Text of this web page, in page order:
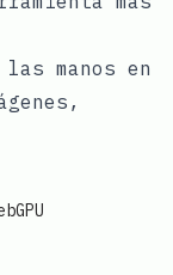
manos en